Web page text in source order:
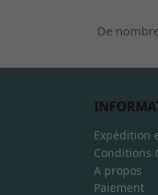
De
Expédition
Conditions
A propos
Paiement